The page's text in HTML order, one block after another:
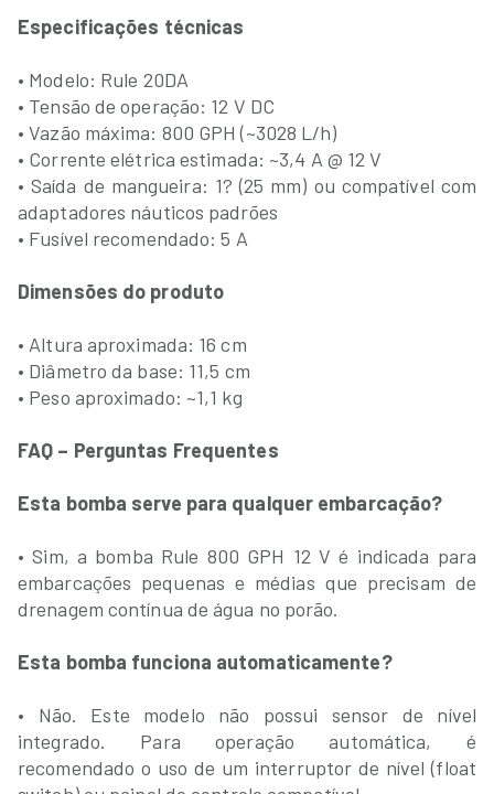
Especificações técnicas
• Modelo: Rule 20DA
• Tensão de operação: 12 V DC
• Vazão máxima: 800 GPH (~3028 L/h)
• Corrente elétrica estimada: ~3,4 A @ 12 V
• Saída de mangueira: 1? (25 mm) ou compatível com
adaptadores náuticos padrões
• Fusível recomendado: 5 A
Dimensões do produto
• Altura aproximada: 16 cm
• Diâmetro da base: 11,5 cm
• Peso aproximado: ~1,1 kg
FAQ – Perguntas Frequentes
Esta bomba serve para qualquer embarcação?
• Sim, a bomba Rule 800 GPH 12 V é indicada para
embarcações pequenas e médias que precisam de
drenagem contínua de água no porão.
Esta bomba funciona automaticamente?
• Não. Este modelo não possui sensor de nível
integrado. Para operação automática, é
recomendado o uso de um interruptor de nível (float